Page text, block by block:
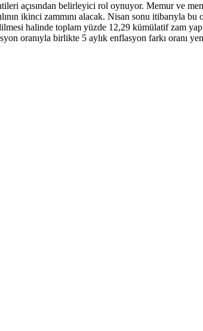
açısından belirleyici rol oynuyor. Memur ve
ikinci zammını alacak. Nisan sonu itibarıyla
halinde toplam yüzde 12,29 kümülatif zam
oranıyla birlikte 5 aylık enflasyon farkı oranı